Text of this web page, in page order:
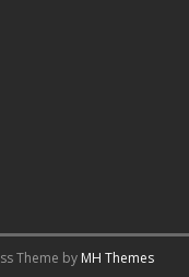
Theme by MH Themes